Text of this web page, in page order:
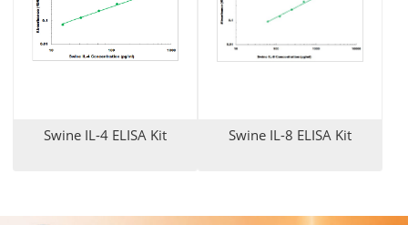
Swine IL-4 ELISA Kit Swine IL-8 ELISA Kit